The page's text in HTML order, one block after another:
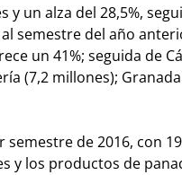
un alza del 28,5%,
semestre del año
un 41%; seguida de
(7,2 millones);
de 2016, con
y los productos de